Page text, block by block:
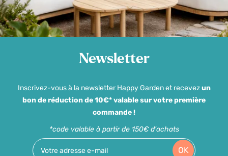
Newsletter
Inscrivez-vous à la newsletter Happy Garden et recevezun
bon de réduction de 10€* valable sur votre première
commande !
*code valable à partir de 150€ d'achats
OK